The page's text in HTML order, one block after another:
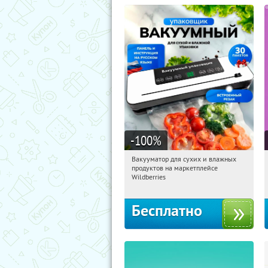
-100%
10:06:04 Получили:190
Россия
Вакууматор для сухих и влажных
продуктов на маркетплейсе
Wildberries
Бесплатно